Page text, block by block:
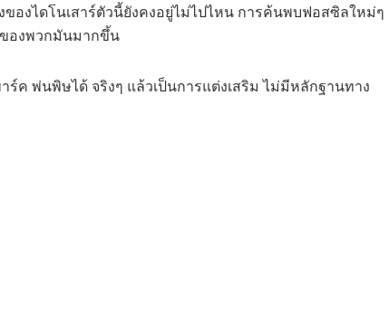
องไดโนเสาร์ตัวนี้ยังคงอยู่ไม่ไปไหน การค้นพบฟอสซิลใหม่ๆ
องพวกมันมากขึ้น
ค พ่นพิษได้ จริงๆ แล้วเป็นการแต่งเสริม ไม่มีหลักฐานทาง